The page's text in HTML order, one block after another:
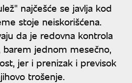
najčešće se javlja kod
stoje neiskorišćena.
da je redovna kontrola
jednom mesečno,
jer i prenizak i previsok
trošenje.